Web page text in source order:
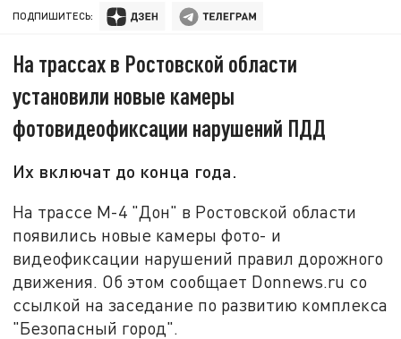
ПОДПИШИТЕСЬ:
На трассах в Ростовской области
установили новые камеры
фотовидеофиксации нарушений ПДД
Их включат до конца года.
На трассе М-4 "Дон" в Ростовской области
появились новые камеры фото- и
видеофиксации нарушений правил дорожного
движения. Об этом сообщает Donnews.ru со
ссылкой на заседание по развитию комплекса
"Безопасный город".